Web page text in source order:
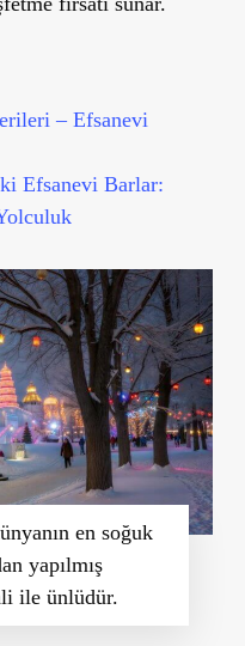
– Efsanevi
Efsanevi Barlar:
en soğuk
yapılmış
ile ünlüdür.